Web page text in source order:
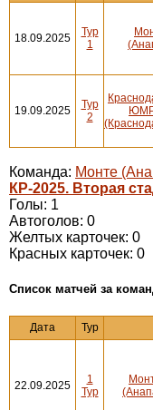
18.09.2025
Тур
1
19.09.2025
Тур
2
Команда: Монте
КР-2025. Вторая
Голы: 1
Автоголов: 0
Желтых карточек: 0
Красных карточек: 0
Cписок матчей за
Дата Тур
22.09.2025
1
Тур